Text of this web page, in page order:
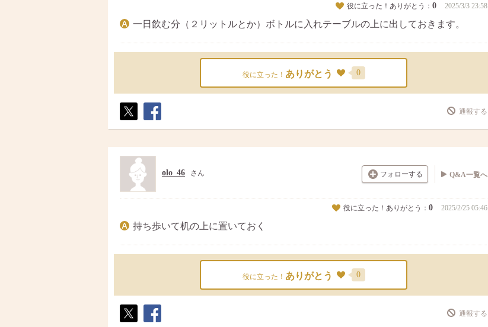
役に立った！ありがとう： 0 2025/3/3 23:58
一日飲む分（２リットルとか）ボトルに入れテーブルの上に出しておきます。
役に立った！ ありがとう 0
ト
ア
通報する
フォローする
olo_46 さん Q&A一覧へ
役に立った！ありがとう： 0 2025/2/25 05:46
持ち歩いて机の上に置いておく
役に立った！ ありがとう 0
通報する